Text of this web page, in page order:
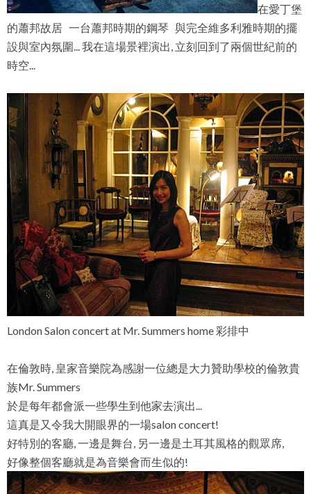
在愛丁堡
的蕭邦故居 一台蕭邦時期的鋼琴 與完全維多利雅時期的擺
設與室內氛圍... 我在這場景裡演出, 立刻回到了兩個世紀前的
時空...
London Salon concert at Mr. Summers home 彩排中
在倫敦時, 皇家音樂院為感謝一位總是大力贊助學校的倫敦貴
族Mr. Summers
於是每年都會派一些學生到他家去演出...
這真是又令我大開眼界的一場salon concert!
好特別的客廳, 一邊是舞台, 另一邊是土耳其風格的觀眾席,
好像整個客廳就是為音樂會而生似的!